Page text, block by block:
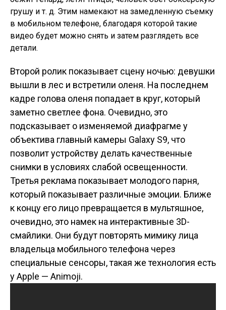
грушу и т. д. Этим намекают на замедленную съемку
в мобильном телефоне, благодаря которой такие
видео будет можно снять и затем разглядеть все
детали.
Второй ролик показывает сцену ночью: девушки
вышли в лес и встретили оленя. На последнем
кадре голова оленя попадает в круг, который
заметно светлее фона. Очевидно, это
подсказывает о изменяемой диафрагме у
объектива главный камеры Galaxy S9, что
позволит устройству делать качественные
снимки в условиях слабой освещенности.
Третья реклама показывает молодого парня,
который показывает различные эмоции. Ближе
к концу его лицо превращается в мультяшное,
очевидно, это намек на интерактивные 3D-
смайлики. Они будут повторять мимику лица
владельца мобильного телефона через
специальные сенсоры, такая же технология есть
у Apple — Animoji.